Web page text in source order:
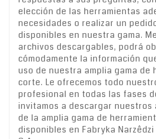
elección de las herramientas
necesidades o realizar un
disponibles en nuestra gama.
archivos descargables, podrá
cómodamente la información
uso de nuestra amplia gama de
corte. Le ofrecemos todo
profesional en todas las fases
invitamos a descargar nuestros
de la amplia gama de
disponibles en Fabryka Narzêdzi